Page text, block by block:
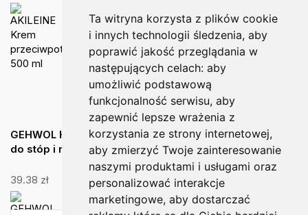
Ta witryna korzysta z plików cookie
i innych technologii śledzenia, aby
poprawić jakość przeglądania w
następujących celach: aby
umożliwić podstawową
funkcjonalność serwisu, aby
zapewnić lepsze wrażenia z
korzystania ze strony internetowej,
aby zmierzyć Twoje zainteresowanie
naszymi produktami i usługami oraz
personalizować interakcje
marketingowe, aby dostarczać
150.00zł
GEHWOL Hydrolipid Lotion hydrolipidowy z ceramidami
do stóp i nóg - 125 ml
39.38 zł
GEHWOL Fluid zmiękczający odciski